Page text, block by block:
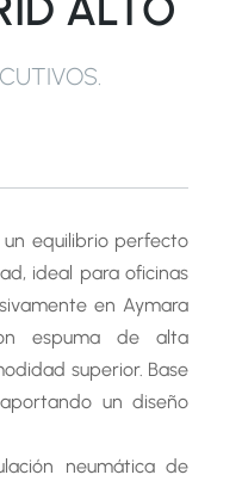
.
equilibrio perfecto
ideal para oficinas
en Aymara
espuma de alta
superior. Base
un diseño
neumática de